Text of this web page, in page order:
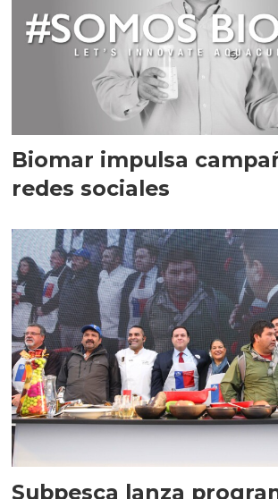
Biomar impulsa
redes sociales
Subpesca lanza